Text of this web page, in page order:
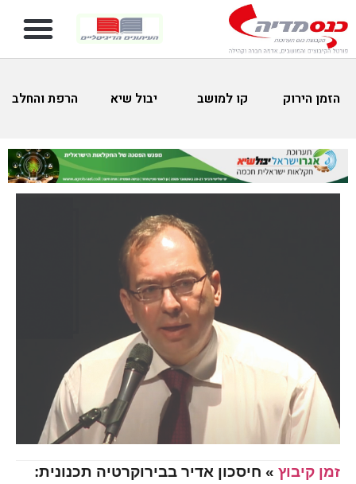
הזמן הירוק קו למושב יבול שיא הרפת והחלב
זמן קיבוץ » חיסכון אדיר בבירוקרטיה תכנונית: